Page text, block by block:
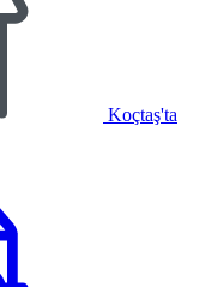
Koçtaş'ta